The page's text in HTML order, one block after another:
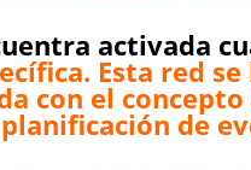
activada
Esta red
con el
de